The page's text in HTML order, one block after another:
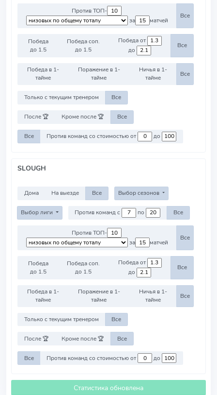
Против ТОП-
за
матчей
Все
Победа
до 1.5
Победа соп.
до 1.5
Победа от
до
Все
Победа в 1-
тайме
Поражение в 1-
тайме
Ничья в 1-
тайме
Все
Только с текущим тренером Все
После 🏆 Кроме после 🏆 Все
Все Против команд со стоимостью от до
SLOUGH
Дома На выезде Все Выбор сезонов
Выбор лиги Против команд с по Все
Против ТОП-
за
матчей
Все
Победа
до 1.5
Победа соп.
до 1.5
Победа от
до
Все
Победа в 1-
тайме
Поражение в 1-
тайме
Ничья в 1-
тайме
Все
Только с текущим тренером Все
После 🏆 Кроме после 🏆 Все
Все Против команд со стоимостью от до
Статистика обновлена